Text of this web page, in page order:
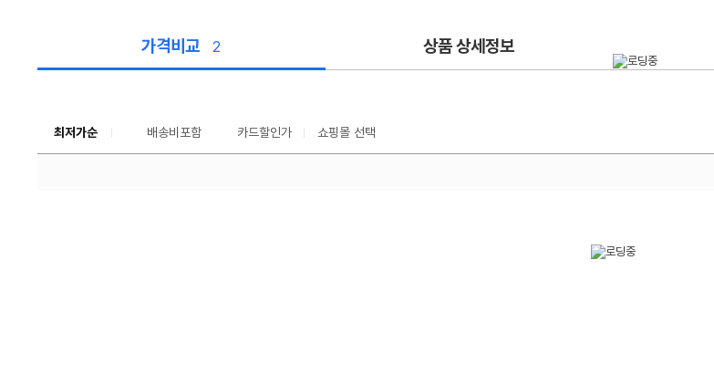
가격비교 2 상품 상세정보
최저가순 배송비포함 카드할인가 쇼핑몰 선택